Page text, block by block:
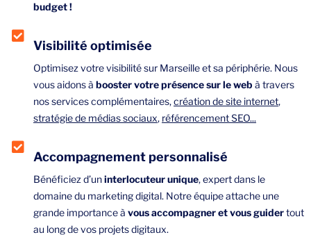
budget !
Visibilité optimisée
Optimisez votre visibilité sur Marseille et sa périphérie. Nous
vous aidons à booster votre présence sur le web à travers
nos services complémentaires,création de site internet,
stratégie de médias sociaux, référencement SEO...
Accompagnement personnalisé
Bénéficiez d’uninterlocuteur unique, expert dans le
domaine du marketing digital. Notre équipe attache une
grande importance à vous accompagner et vous guidertout
au long de vos projets digitaux.